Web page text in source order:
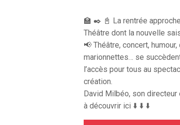
🏫 ✒️ 📓 La rentrée
Théâtre dont la nouvelle
📢 Théâtre, concert,
marionnettes… se
l’accès pour tous au
création.
David Milbéo, son directeur
à découvrir ici ⬇️ ⬇️ ⬇️